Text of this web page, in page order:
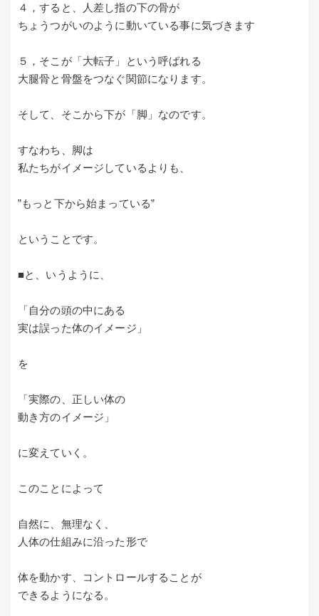
４，すると、人差し指の下の骨が
ちょうつがいのように動いている事に気づきます
５，そこが「大転子」という呼ばれる
大腿骨と骨盤をつなぐ関節になります。
そして、そこから下が「脚」なのです。
すなわち、脚は
私たちがイメージしているよりも、
”もっと下から始まっている”
ということです。
■と、いうように、
「自分の頭の中にある
実は誤った体のイメージ」
を
「実際の、正しい体の
動き方のイメージ」
に変えていく。
このことによって
自然に、無理なく、
人体の仕組みに沿った形で
体を動かす、コントロールすることが
できるようになる。